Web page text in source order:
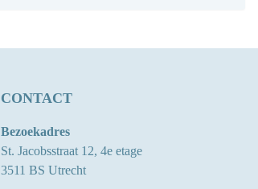
CONTACT
Bezoekadres
St. Jacobsstraat 12, 4e etage
3511 BS Utrecht